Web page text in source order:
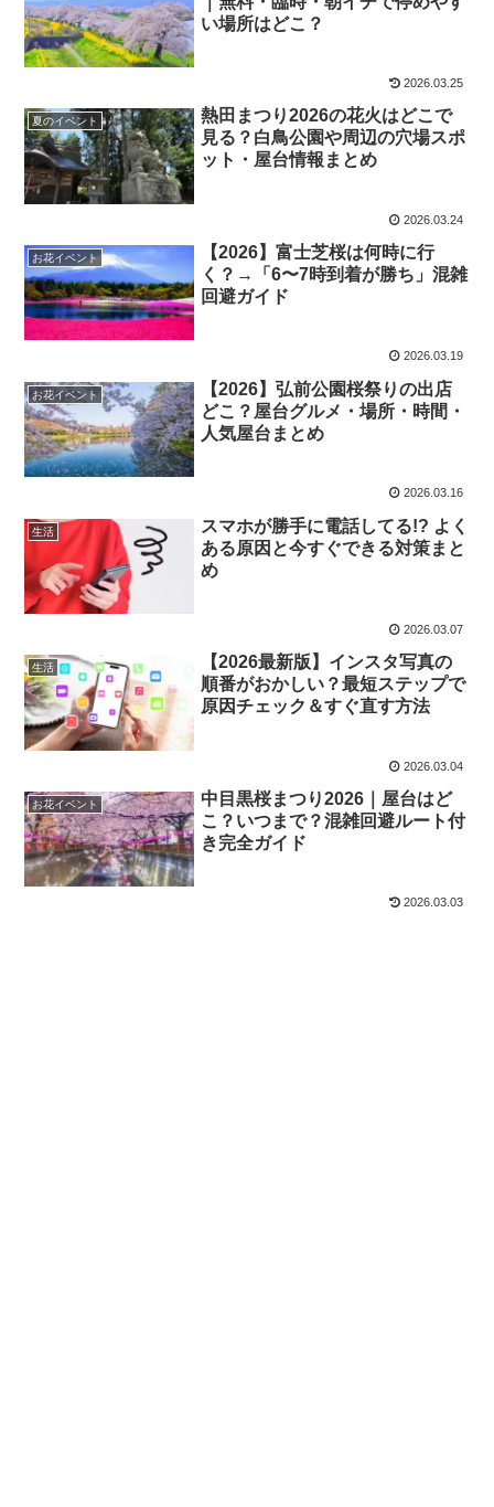
い場所はどこ？
2026.03.25
夏のイベント
熱田まつり2026の花火はどこで
見る？白鳥公園や周辺の穴場スポ
ット・屋台情報まとめ
2026.03.24
お花イベント
【2026】富士芝桜は何時に行
く？→「6〜7時到着が勝ち」混雑
回避ガイド
2026.03.19
お花イベント
【2026】弘前公園桜祭りの出店
どこ？屋台グルメ・場所・時間・
人気屋台まとめ
2026.03.16
生活
スマホが勝手に電話してる!? よく
ある原因と今すぐできる対策まと
め
2026.03.07
生活
【2026最新版】インスタ写真の
順番がおかしい？最短ステップで
原因チェック＆すぐ直す方法
2026.03.04
お花イベント
中目黒桜まつり2026｜屋台はど
こ？いつまで？混雑回避ルート付
き完全ガイド
2026.03.03